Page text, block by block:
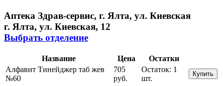
Аптека Здрав-сервис, г. Ялта, ул. Киевская
г. Ялта, ул. Киевская, 12
Выбрать отделение
Название Цена
Остатки
Алфавит Тинейджер таб жев
№60
705
руб.
Остаток: 1
шт.
Купить